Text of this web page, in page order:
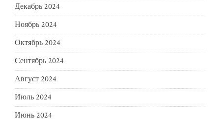
Декабрь 2024
Ноябрь 2024
Октябрь 2024
Сентябрь 2024
Август 2024
Июль 2024
Июнь 2024